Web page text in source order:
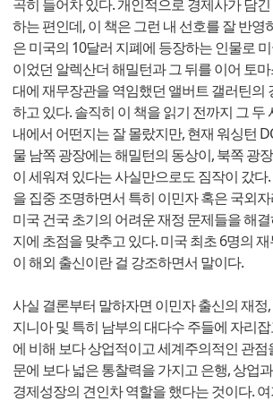
곡히 들어차 있다. 개인적으로 경제사가 담
하는 편인데, 이 책은 그런 내 선호를 잘 반영
은 미국의 10달러 지폐에 등장하는 인물로
이었던 알렉산더 해밀턴과 그 뒤를 이어 토
대에 재무장관을 역임했던 앨버트 갤러틴의
하고 있다. 솔직히 이 책을 읽기 전까지 그 두
내에서 어떤지는 잘 몰랐지만, 현재 워싱턴
물 남쪽 광장에는 해밀턴의 동상이, 북쪽 광
이 세워져 있다는 사실만으로도 짐작이 갔다
을 집중 조명하면서 특히 이민자 혹은 국외
미국 건국 초기의 어려운 재정 문제들을 해
지에 초점을 맞추고 있다. 미국 최초 6명의
이 해외 출신이란 걸 강조하면서 말이다.
사실 결론부터 말하자면 이민자 출신의 재정
지니아 및 특히 남부의 대다수 주들에 자리
에 비해 보다 상업적이고 세계주의적인 관점
문에 보다 넓은 통찰력을 가지고 은행, 상업
경제성장의 견인차 역할을 했다는 것이다.